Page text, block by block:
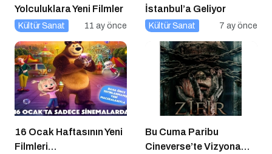
Yolculuklara Yeni Filmler
Kültür Sanat 11 ay önce
İstanbul’a Geliyor
Kültür Sanat 7 ay önce
16 Ocak Haftasının Yeni
Filmleri
Bu Cuma Paribu
Cineverse’te Vizyona